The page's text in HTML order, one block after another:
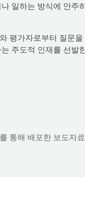
일하는 방식에 안
평가자로부터 질문
주도적 인재를 선발
통해 배포한 보도자